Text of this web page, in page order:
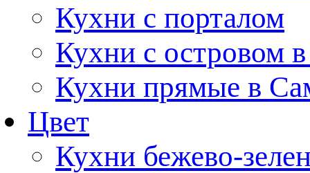
Кухни с порталом
Кухни с островом
Кухни прямые в
Цвет
Кухни бежево-